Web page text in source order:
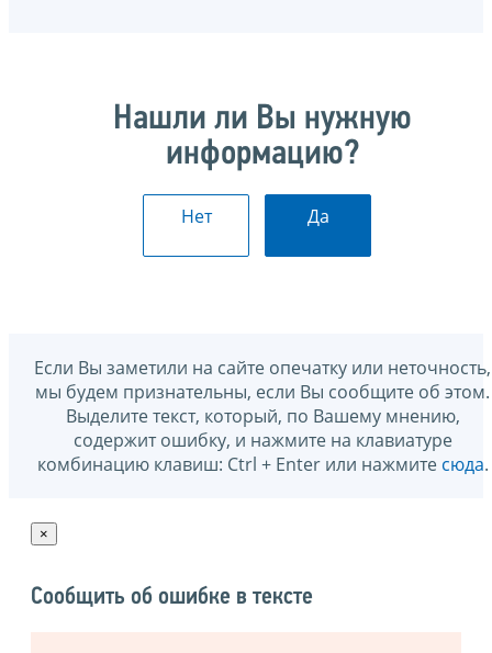
Нашли ли Вы нужную
информацию?
Нет Да
Если Вы заметили на сайте опечатку или неточность,
мы будем признательны, если Вы сообщите об этом.
Выделите текст, который, по Вашему мнению,
содержит ошибку, и нажмите на клавиатуре
комбинацию клавиш: Ctrl + Enter или нажмите сюда.
×
Сообщить об ошибке в тексте